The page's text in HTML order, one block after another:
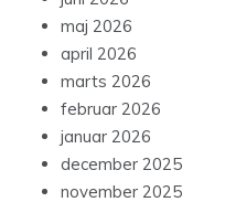
maj 2026
april 2026
marts 2026
februar 2026
januar 2026
december 2025
november 2025